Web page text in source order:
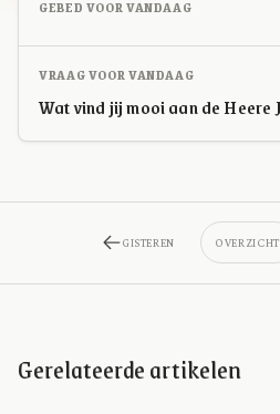
GEBED VOOR VANDAAG
VRAAG VOOR VANDAAG
Wat vind jij mooi aan de Heere
GISTEREN OVERZICHT
Gerelateerde artikelen